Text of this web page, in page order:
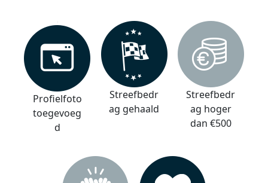
Profielfoto
toegevoeg
d
Streefbedr
ag gehaald
Streefbedr
ag hoger
dan €500